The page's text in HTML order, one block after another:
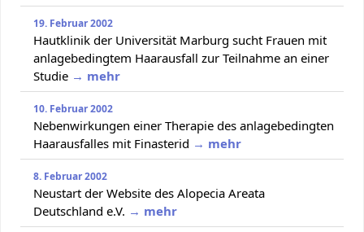
19. Februar 2002
Hautklinik der Universität Marburg sucht Frauen mit
anlagebedingtem Haarausfall zur Teilnahme an einer
Studie → mehr
10. Februar 2002
Nebenwirkungen einer Therapie des anlagebedingten
Haarausfalles mit Finasterid → mehr
8. Februar 2002
Neustart der Website des Alopecia Areata
Deutschland e.V. → mehr